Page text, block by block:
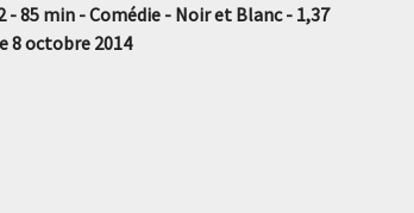
- 85 min - Comédie - Noir et Blanc - 1,37
8 octobre 2014